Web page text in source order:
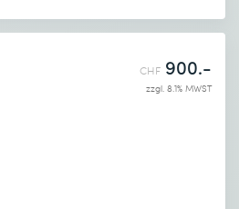
CHF 900.-
zzgl. 8.1% MWST